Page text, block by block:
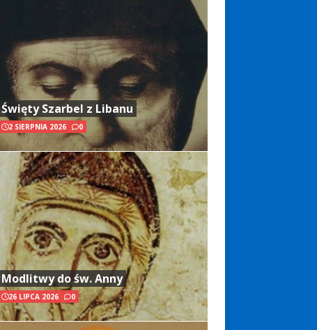
Święty Szarbel z Libanu
2 SIERPNIA 2026 0
Modlitwy do św. Anny
26 LIPCA 2026 0